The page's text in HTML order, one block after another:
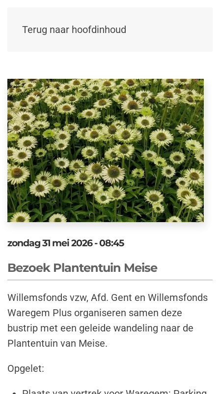
Terug naar hoofdinhoud
zondag 31 mei 2026 - 08:45
Bezoek Plantentuin Meise
Willemsfonds vzw, Afd. Gent en Willemsfonds
Waregem Plus organiseren samen deze
bustrip met een geleide wandeling naar de
Plantentuin van Meise.
Opgelet: